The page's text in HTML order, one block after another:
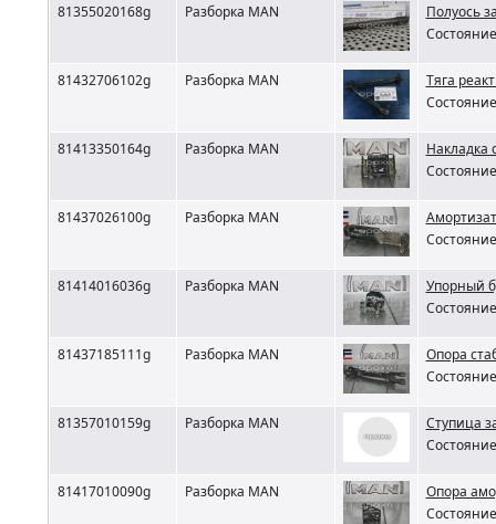
81355020168g Разборка MAN
Полуось
81432706102g Разборка MAN
Тяга
81413350164g Разборка MAN
Накладка
81437026100g Разборка MAN
81414016036g Разборка MAN
Упорный
81437185111g Разборка MAN
Опора
81357010159g Разборка MAN
Ступица
81417010090g Разборка MAN
Опора